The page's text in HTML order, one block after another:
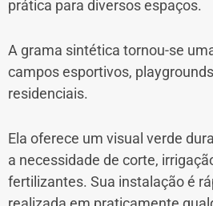
prática para diversos espaços.
A grama sintética tornou-se
campos esportivos,
residenciais.
Ela oferece um visual verde
a necessidade de corte,
fertilizantes. Sua instalação é